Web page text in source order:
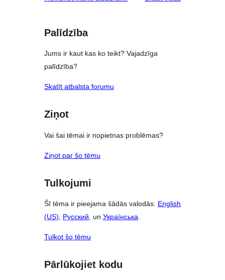
Palīdzība
Jums ir kaut kas ko teikt? Vajadzīga
palīdzība?
Skatīt atbalsta forumu
Ziņot
Vai šai tēmai ir nopietnas problēmas?
Ziņot par šo tēmu
Tulkojumi
Šī tēma ir pieejama šādās valodās: English
(US), Русский, un Українська.
Tulkot šo tēmu
Pārlūkojiet kodu